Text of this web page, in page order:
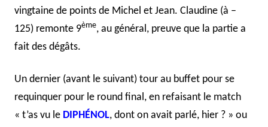
vingtaine de points de Michel et Jean. Claudine (à –
125) remonte 9ème, au général, preuve que la partie a
fait des dégâts.
Un dernier (avant le suivant) tour au buffet pour se
requinquer pour le round final, en refaisant le match
« t’as vu le DIPHÉNOL, dont on avait parlé, hier ? » ou